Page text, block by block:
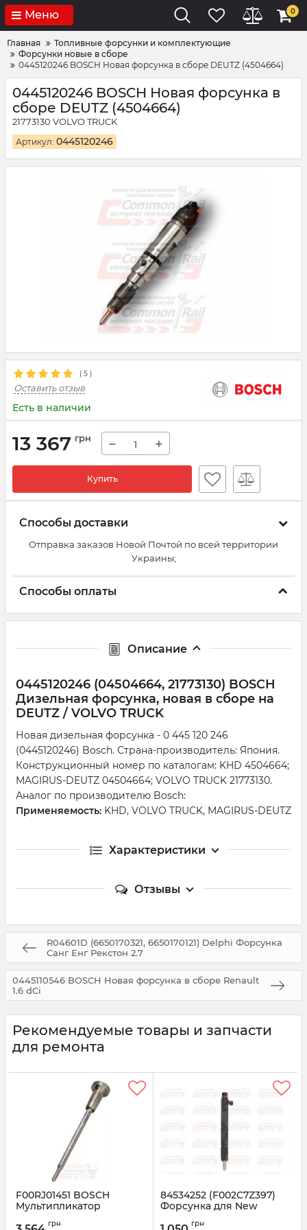
Меню 0
Главная
Топливные форсунки и комплектующие
Форсунки новые в сборе
0445120246 BOSCH Новая форсунка в сборе DEUTZ (4504664)
0445120246 BOSCH Новая форсунка в
сборе DEUTZ (4504664)
21773130 VOLVO TRUCK
Артикул: 0445120246
( 5 )
Оставить отзыв
Есть в наличии
13 367 грн − +
Купить
Способы доставки
Отправка заказов Новой Почтой по всей территории
Украины;
Способы оплаты
Описание
0445120246 (04504664, 21773130) BOSCH
Дизельная форсунка, новая в сборе на
DEUTZ / VOLVO TRUCK
Новая дизельная форсунка - 0 445 120 246
(0445120246) Bosch. Страна-производитель: Япония.
Конструкционный номер по каталогам: KHD 4504664;
MAGIRUS-DEUTZ 04504664; VOLVO TRUCK 21773130.
Аналог по производителю Bosch:
Применяемость: KHD, VOLVO TRUCK, MAGIRUS-DEUTZ
Характеристики
Отзывы
R04601D (6650170321, 6650170121) Delphi Форсунка
Санг Енг Рекстон 2.7
0445110546 BOSCH Новая форсунка в сборе Renault
1.6 dCi
Рекомендуемые товары и запчасти
для ремонта
F00RJ01451 BOSCH
Мультипликатор
грн
84534252 (F002C7Z397)
Форсунка для New
грн